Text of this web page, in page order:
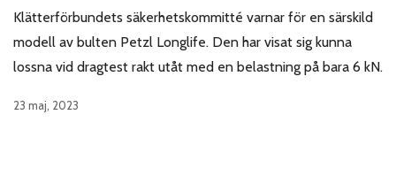
Klätterförbundets säkerhetskommitté varnar för en särskild
modell av bulten Petzl Longlife. Den har visat sig kunna
lossna vid dragtest rakt utåt med en belastning på bara 6 kN.
23 maj, 2023